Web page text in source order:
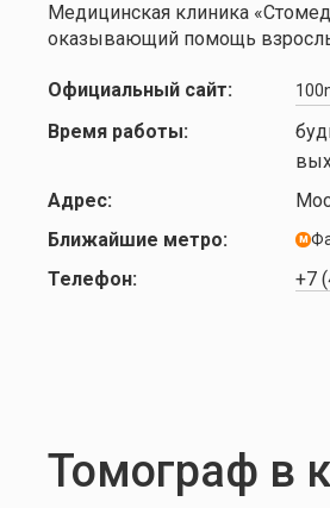
Медицинская клиника
оказывающий помощь
Официальный сайт:
Время работы:
Адрес:
Ближайшие метро:
м
Телефон: +7
Томограф в